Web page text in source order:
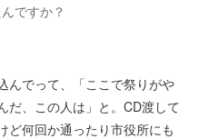
ですか？
んでって、「ここで祭りがや
だ、この人は」と。CD渡して
ど何回か通ったり市役所にも